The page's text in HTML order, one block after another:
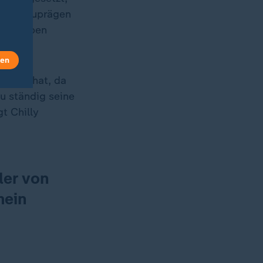
einzuprägen
Leben
hat, da
ständig seine
Chilly
von